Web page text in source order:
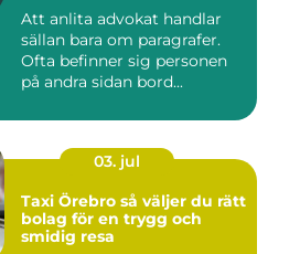
Att anlita advokat handlar
sällan bara om paragrafer.
Ofta befinner sig personen
på andra sidan bord...
03. jul
Taxi Örebro så väljer du rätt
bolag för en trygg och
smidig resa